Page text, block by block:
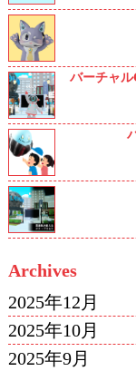
バーチャ
Archives
2025年12月
2025年10月
2025年9月